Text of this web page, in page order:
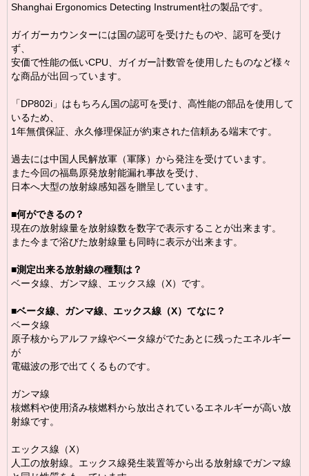
Shanghai Ergonomics Detecting Instrument社の製品です。
ガイガーカウンターには国の認可を受けたものや、認可を受け
ず、
安価で性能の低いCPU、ガイガー計数管を使用したものなど様々
な商品が出回っています。
「DP802i」はもちろん国の認可を受け、高性能の部品を使用して
いるため、
1年無償保証、永久修理保証が約束された信頼ある端末です。
過去には中国人民解放軍（軍隊）から発注を受けています。
また今回の福島原発放射能漏れ事故を受け、
日本へ大型の放射線感知器を贈呈しています。
■何ができるの？
現在の放射線量を放射線数を数字で表示することが出来ます。
また今まで浴びた放射線量も同時に表示が出来ます。
■測定出来る放射線の種類は？
ベータ線、ガンマ線、エックス線（X）です。
■ベータ線、ガンマ線、エックス線（X）てなに？
ベータ線
原子核からアルファ線やベータ線がでたあとに残ったエネルギー
が
電磁波の形で出てくるものです。
ガンマ線
核燃料や使用済み核燃料から放出されているエネルギーが高い放
射線です。
エックス線（X）
人工の放射線。エックス線発生装置等から出る放射線でガンマ線